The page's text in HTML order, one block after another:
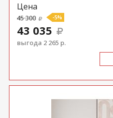
Цена
45 300 -5%
43 035
выгода 2 265 р.